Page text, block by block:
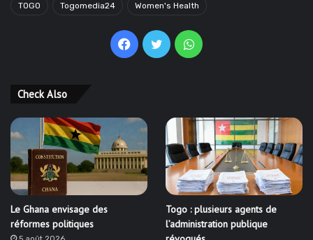
TOGO Togomedia24 Women's Health
Facebook
TwitterWhatsApp
Check Also
Le Ghana envisage des
réformes politiques
Togo : plusieurs agents de
l’administration publique